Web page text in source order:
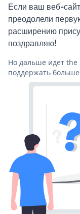
Если ваш веб-
преодолели
расширению
поздравляю!
Но дальше идет
поддержать больше